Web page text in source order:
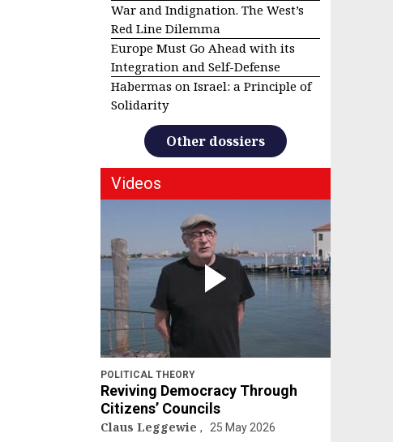
War and Indignation. The West’s
Red Line Dilemma
Europe Must Go Ahead with its
Integration and Self-Defense
Habermas on Israel: a Principle of
Solidarity
Other dossiers
Videos
POLITICAL THEORY
Reviving Democracy Through
Citizens’ Councils
Claus Leggewie 25 May 2026